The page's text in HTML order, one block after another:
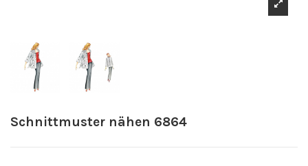
Schnittmuster nähen 6864